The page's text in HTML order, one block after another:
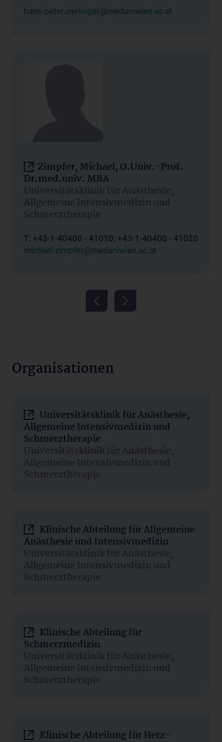
hans-peter.zierlinger@meduniwien.ac.at
Zimpfer, Michael, O.Univ.-Prof.
Dr.med.univ. MBA
Universitätsklinik für Anästhesie,
Allgemeine Intensivmedizin und
Schmerztherapie
T: +43-1-40400 - 41010; +43-1-40400 - 41020
michael.zimpfer@meduniwien.ac.at
Organisationen
Universitätsklinik für Anästhesie,
Allgemeine Intensivmedizin und
Schmerztherapie
Universitätsklinik für Anästhesie,
Allgemeine Intensivmedizin und
Schmerztherapie
Klinische Abteilung für Allgemeine
Anästhesie und Intensivmedizin
Universitätsklinik für Anästhesie,
Allgemeine Intensivmedizin und
Schmerztherapie
Klinische Abteilung für
Schmerzmedizin
Universitätsklinik für Anästhesie,
Allgemeine Intensivmedizin und
Schmerztherapie
Klinische Abteilung für Herz-